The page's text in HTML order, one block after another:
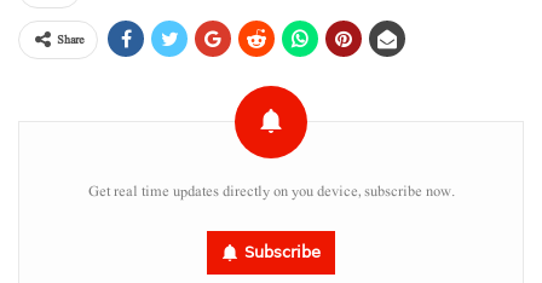
Share
Get real time updates directly on you device, subscribe now.
Subscribe